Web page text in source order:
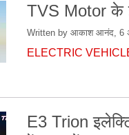
TVS Motor के
Written by आकाश आनंद, 6
ELECTRIC
E3 Trion